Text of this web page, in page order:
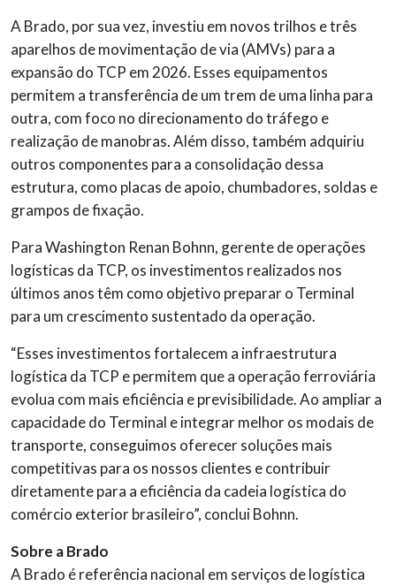
A Brado, por sua vez, investiu em novos trilhos e três
aparelhos de movimentação de via (AMVs) para a
expansão do TCP em 2026. Esses equipamentos
permitem a transferência de um trem de uma linha para
outra, com foco no direcionamento do tráfego e
realização de manobras. Além disso, também adquiriu
outros componentes para a consolidação dessa
estrutura, como placas de apoio, chumbadores, soldas e
grampos de fixação.
Para Washington Renan Bohnn, gerente de operações
logísticas da TCP, os investimentos realizados nos
últimos anos têm como objetivo preparar o Terminal
para um crescimento sustentado da operação.
“Esses investimentos fortalecem a infraestrutura
logística da TCP e permitem que a operação ferroviária
evolua com mais eficiência e previsibilidade. Ao ampliar a
capacidade do Terminal e integrar melhor os modais de
transporte, conseguimos oferecer soluções mais
competitivas para os nossos clientes e contribuir
diretamente para a eficiência da cadeia logística do
comércio exterior brasileiro”, conclui Bohnn.
Sobre a Brado
A Brado é referência nacional em serviços de logística